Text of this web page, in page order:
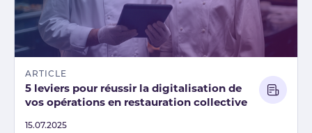
ARTICLE
5 leviers pour réussir la digitalisation de
vos opérations en restauration collective
Published
15.07.2025